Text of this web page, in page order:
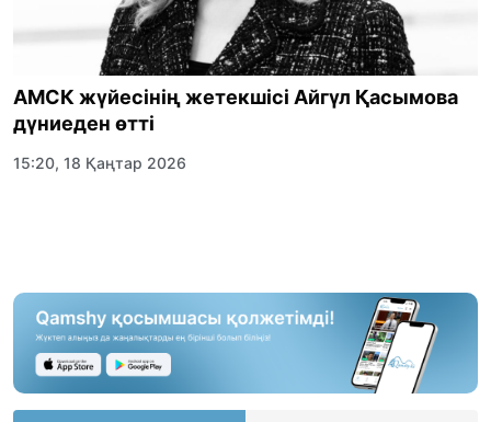
АМСК жүйесінің жетекшісі Айгүл Қасымова
дүниеден өтті
15:20, 18 Қаңтар 2026